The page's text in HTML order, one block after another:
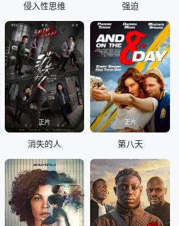
侵入性思维 强迫
正片
消失的人
正片
第八天